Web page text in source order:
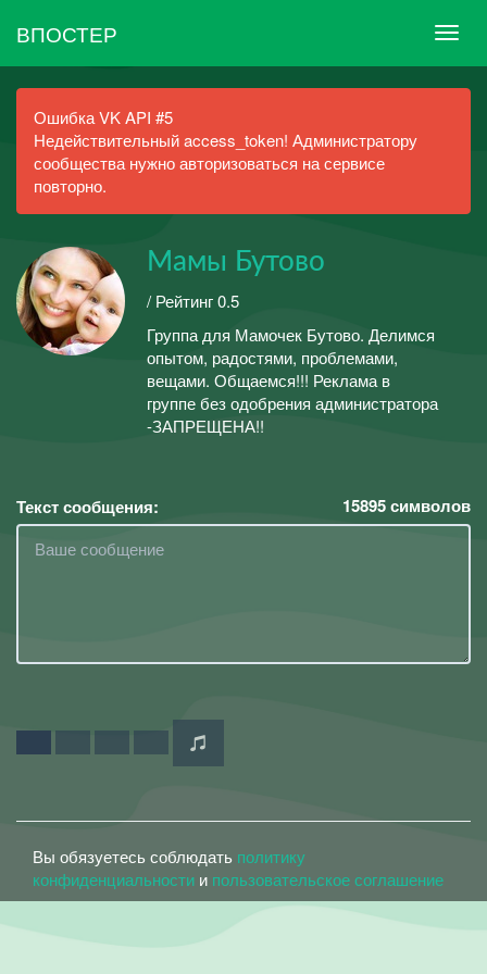
ВПОСТЕР
Ошибка VK API #5
Недействительный access_token! Администратору
сообщества нужно авторизоваться на сервисе
повторно.
Мамы Бутово
/ Рейтинг 0.5
Группа для Мамочек Бутово. Делимся
опытом, радостями, проблемами,
вещами. Общаемся!!! Реклама в
группе без одобрения администратора
-ЗАПРЕЩЕНА!!
Текст сообщения: 15895символов
Вы обязуетесь соблюдать политику
конфиденциальности и пользовательское соглашение